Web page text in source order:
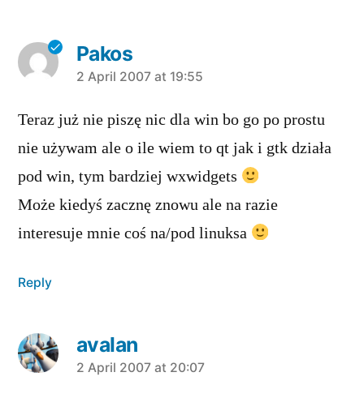
Pakos
says:
2 April 2007 at 19:55
Teraz już nie piszę nic dla win bo go po prostu
nie używam ale o ile wiem to qt jak i gtk działa
pod win, tym bardziej wxwidgets
Może kiedyś zacznę znowu ale na razie
interesuje mnie coś na/pod linuksa
Reply
avalan
says:
2 April 2007 at 20:07